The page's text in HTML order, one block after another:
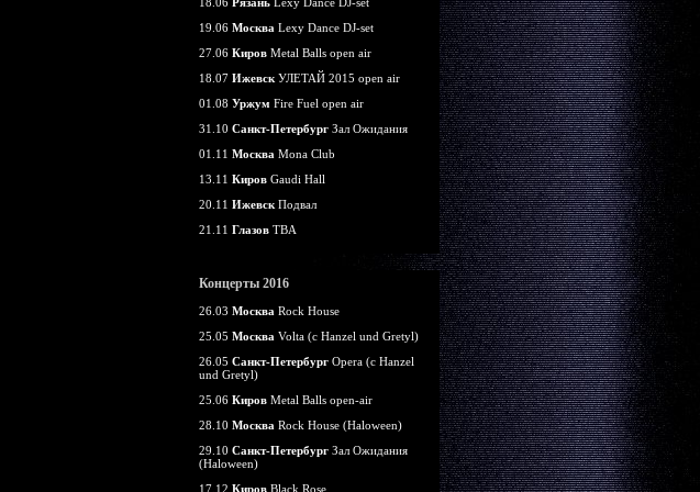
19.06 Москва Lexy Dance DJ-set
27.06 Киров Metal Balls open air
18.07 Ижевск УЛЕТАЙ 2015 open air
01.08 Уржум Fire Fuel open air
31.10 Санкт-Петербург Зал Ожидания
01.11 Москва Mona Club
13.11 Киров Gaudi Hall
20.11 Ижевск Подвал
21.11 Глазов TBA
Концерты 2016
26.03 Москва Rock House
25.05 Москва Volta (c Hanzel und Gretyl)
26.05 Санкт-Петербург Opera (c Hanzel
und Gretyl)
25.06 Киров Metal Balls open-air
28.10 Москва Rock House (Haloween)
29.10 Санкт-Петербург Зал Ожидания
(Haloween)
17.12 Киров Black Rose